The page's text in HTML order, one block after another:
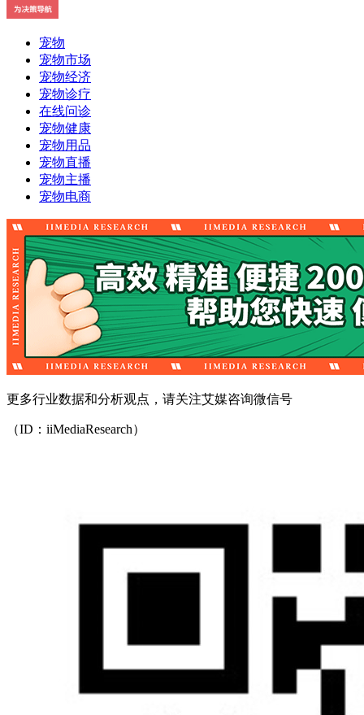
宠物
宠物市场
宠物经济
宠物诊疗
在线问诊
宠物健康
宠物用品
宠物直播
宠物主播
宠物电商
更多行业数据和分析观点，请关注艾媒咨询微信号
（ID：iiMediaResearch）